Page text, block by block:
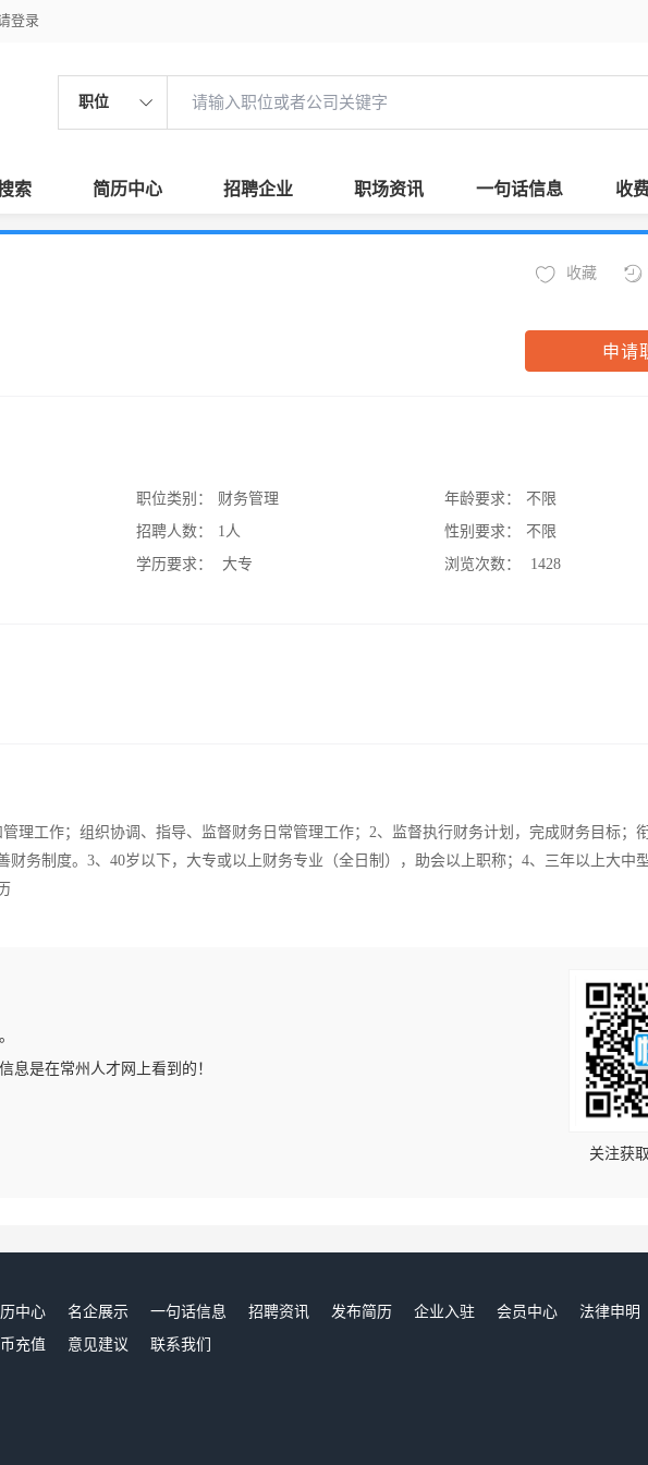
登录
职位
索 简历中心 招聘企业 职场资讯 一句话信息 收
收藏
申请
职位类别：
财务管理
招聘人数：
1人
学历要求：
大专
年龄要求：
不限
性别要求：
不限
浏览次数：
1428
理工作；组织协调、指导、监督财务日常管理工作；2、监督执行财务计划，完成财务目标；
财务制度。3、40岁以下，大专或以上财务专业（全日制），助会以上职称；4、三年以上大中
息是在常州人才网上看到的！
关注获
中心 名企展示 一句话信息 招聘资讯 发布简历 企业入驻 会员中心
法律申明
充值 意见建议 联系我们